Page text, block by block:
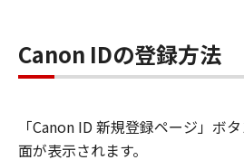
Canon IDの登録方法
「Canon ID 新規登録ページ」ボ
面が表示されます。